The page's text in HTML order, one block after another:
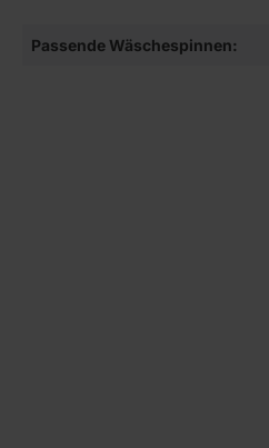
Passende Wäschespinnen: